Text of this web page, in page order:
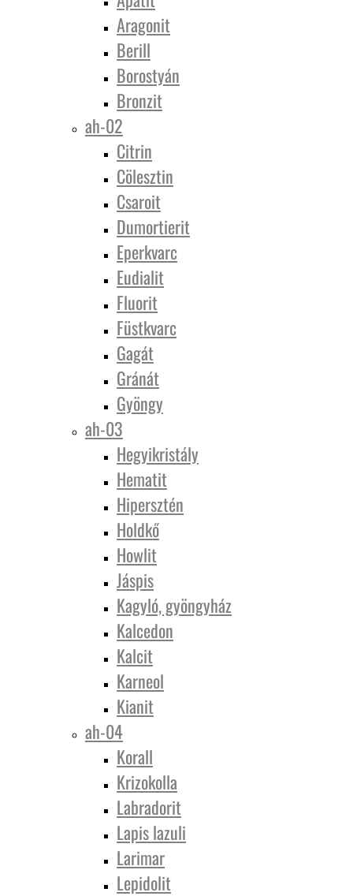
Aragonit
Berill
Borostyán
Bronzit
ah-02
Citrin
Cölesztin
Csaroit
Dumortierit
Eperkvarc
Eudialit
Fluorit
Füstkvarc
Gagát
Gránát
Gyöngy
ah-03
Hegyikristály
Hematit
Hipersztén
Holdkő
Howlit
Jáspis
Kagyló, gyöngyház
Kalcedon
Kalcit
Karneol
Kianit
ah-04
Korall
Krizokolla
Labradorit
Lapis lazuli
Larimar
Lepidolit